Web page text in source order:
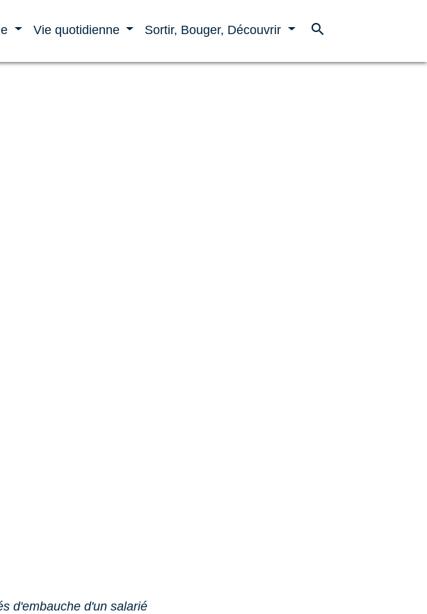
Vie quotidienne Sortir, Bouger, Découvrir search
d'embauche d'un salarié